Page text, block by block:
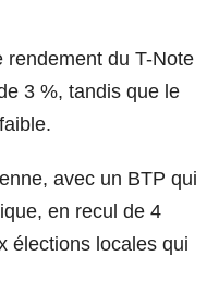
rendement du T-Note
3 %, tandis que le
avec un BTP qui
en recul de 4
élections locales qui